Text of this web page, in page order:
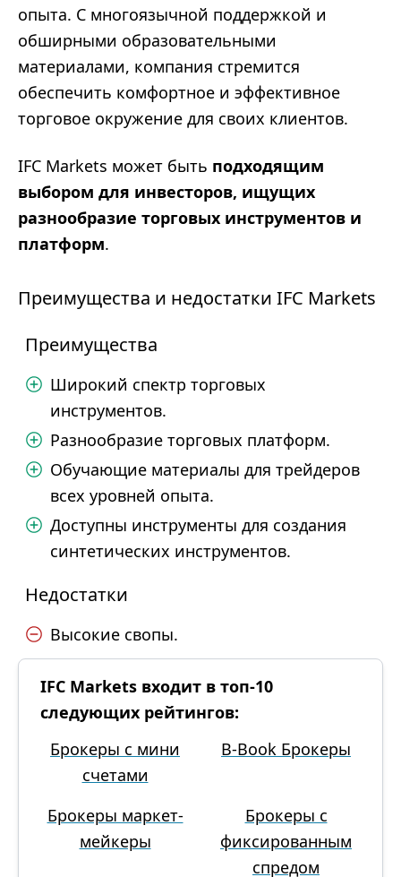
опыта. С многоязычной поддержкой и
обширными образовательными
материалами, компания стремится
обеспечить комфортное и эффективное
торговое окружение для своих клиентов.
IFC Markets может быть подходящим
выбором для инвесторов, ищущих
разнообразие торговых инструментов и
платформ.
Преимущества и недостатки IFC Markets
Преимущества
Широкий спектр торговых
инструментов.
Разнообразие торговых платформ.
Обучающие материалы для трейдеров
всех уровней опыта.
Доступны инструменты для создания
синтетических инструментов.
Недостатки
Высокие свопы.
IFC Markets входит в топ-10
следующих рейтингов:
Брокеры с мини
счетами
B-Book Брокеры
Брокеры маркет-
мейкеры
Брокеры с
фиксированным
спредом